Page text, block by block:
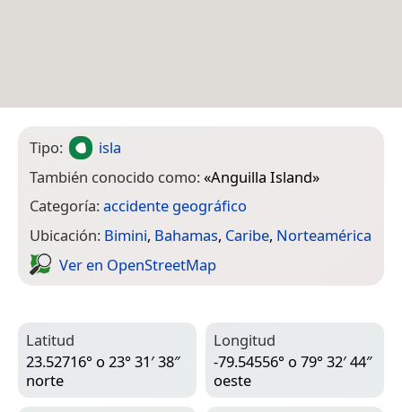
Tipo:
isla
También conocido como:«Anguilla Island»
Categoría:accidente geográfico
Ubicación: Bimini, Bahamas, Caribe, Norteamérica
Ver en Open­Street­Map
Latitud
23.52716° o 23° 31′ 38″
norte
Longitud
-79.54556° o 79° 32′ 44″
oeste